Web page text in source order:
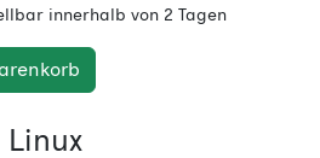
innerhalb von 2 Tagen